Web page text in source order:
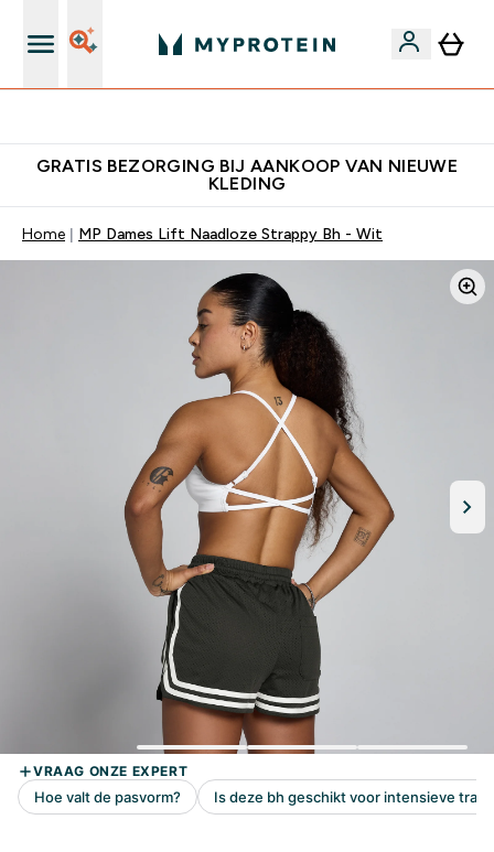
GRATIS BEZORGING BIJ AANKOOP VAN NIEUWE
KLEDING
Home MP Dames Lift Naadloze Strappy Bh - Wit